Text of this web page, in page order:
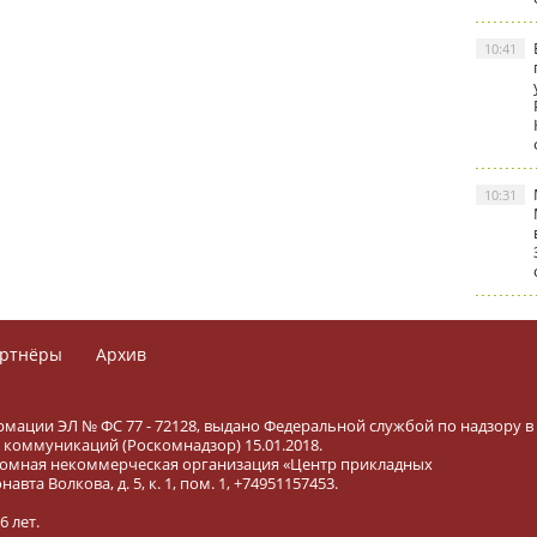
10:41
10:31
Архив
ЭЛ № ФС 77 - 72128, выдано Федеральной службой по надзору в
(Роскомнадзор) 15.01.2018.
некоммерческая организация «Центр прикладных
Волкова, д. 5, к. 1, пом. 1, +74951157453.
лет.